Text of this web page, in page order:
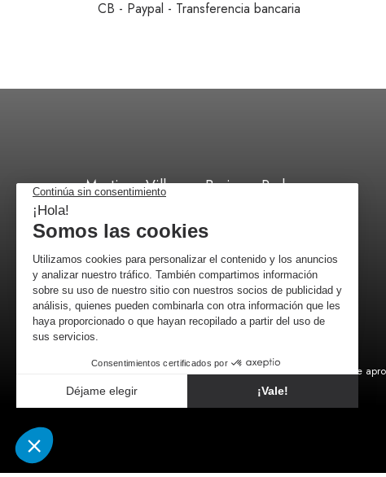
CB - Paypal - Transferencia bancaria
Martinez Villergas Business Park,
C/ 28027 Madrid
+34 518 88 96 52
por correo
Comerciante